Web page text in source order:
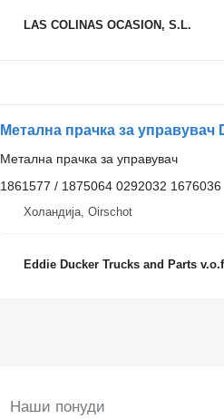
LAS COLINAS OCASION, S.L.
Метална прачка за управувач
1861577 / 1875064 0292032 1676036
Холандија, Oirschot
Eddie Ducker Trucks and Parts
Наши понуди